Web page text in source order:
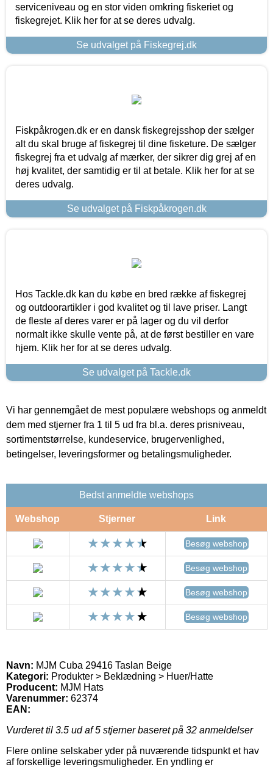
serviceniveau og en stor viden omkring fiskeriet og
fiskegrejet. Klik her for at se deres udvalg.
Se udvalget på Fiskegrej.dk
Fiskpåkrogen.dk er en dansk fiskegrejsshop der sælger
alt du skal bruge af fiskegrej til dine fisketure. De sælger
fiskegrej fra et udvalg af mærker, der sikrer dig grej af en
høj kvalitet, der samtidig er til at betale. Klik her for at se
deres udvalg.
Se udvalget på Fiskpåkrogen.dk
Hos Tackle.dk kan du købe en bred række af fiskegrej
og outdoorartikler i god kvalitet og til lave priser. Langt
de fleste af deres varer er på lager og du vil derfor
normalt ikke skulle vente på, at de først bestiller en vare
hjem. Klik her for at se deres udvalg.
Se udvalget på Tackle.dk
Vi har gennemgået de mest populære webshops og anmeldt
dem med stjerner fra 1 til 5 ud fra bl.a. deres prisniveau,
sortimentstørrelse, kundeservice, brugervenlighed,
betingelser, leveringsformer og betalingsmuligheder.
Bedst anmeldte webshops
Webshop Stjerner Link
Besøg webshop
Besøg webshop
Besøg webshop
Besøg webshop
Navn: MJM Cuba 29416 Taslan Beige
Kategori: Produkter > Beklædning > Huer/Hatte
Producent: MJM Hats
Varenummer: 62374
EAN:
Vurderet til 3.5 ud af 5 stjerner baseret på 32 anmeldelser
Flere online selskaber yder på nuværende tidspunkt et hav
af forskellige leveringsmuligheder. En yndling er